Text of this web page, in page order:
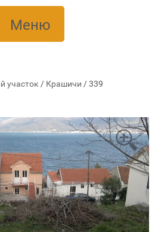
Меню
участок / Крашичи /339